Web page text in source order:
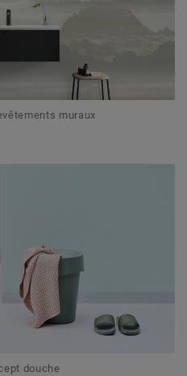
muraux
douche